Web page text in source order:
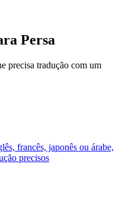
Persa
precisa tradução com um
francês, japonês ou árabe,
precisos